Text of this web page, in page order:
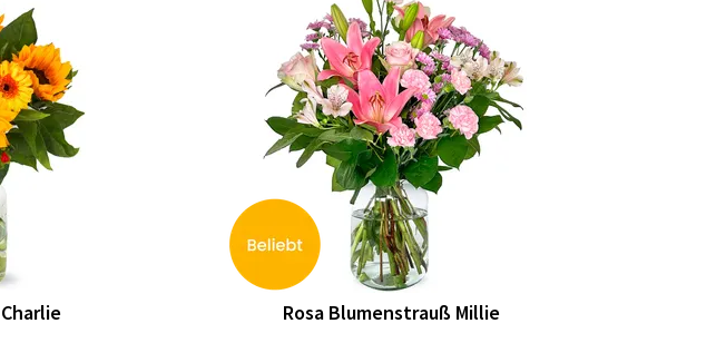
Rosa Blumenstrauß Millie